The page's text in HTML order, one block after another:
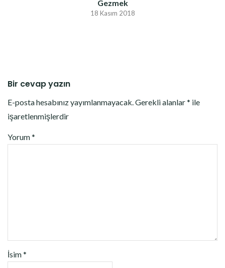
Gezmek
18 Kasım 2018
Bir cevap yazın
E-posta hesabınız yayımlanmayacak.Gerekli alanlar* ile
işaretlenmişlerdir
Yorum*
İsim*